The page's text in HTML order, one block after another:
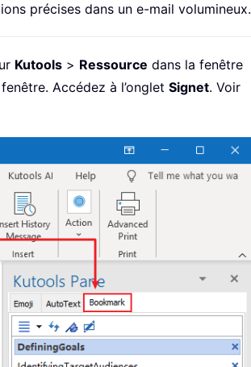
précises dans un e-mail volumineux.
Kutools > Ressource dans la fenêtre
Accédez à l’onglet Signet. Voir